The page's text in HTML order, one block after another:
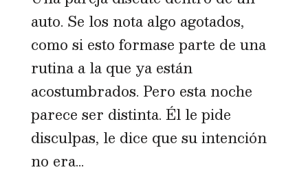
auto. Se los nota algo agotados,
como si esto formase parte de una
rutina a la que ya están
acostumbrados. Pero esta noche
parece ser distinta. Él le pide
disculpas, le dice que su intención
no era...